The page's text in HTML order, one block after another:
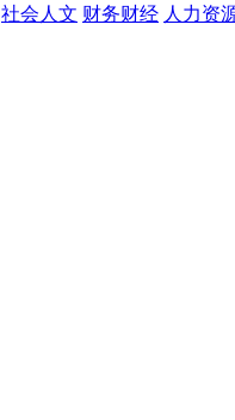
社会人文 财务财经 人力资